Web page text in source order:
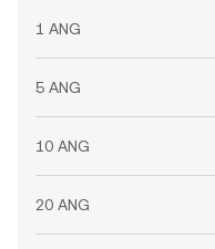
1 ANG
5 ANG
10 ANG
20 ANG